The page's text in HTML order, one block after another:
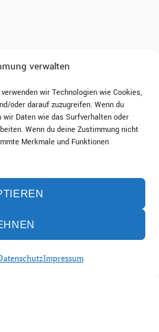
verwalten
wir Technologien wie Cookies,
oder darauf zuzugreifen. Wenn du
Daten wie das Surfverhalten oder
Wenn du deine Zustimmung nicht
Merkmale und Funktionen
Impressum